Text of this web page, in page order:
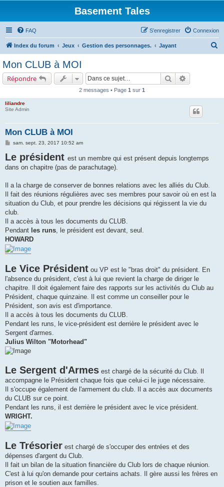
Basement Tales
FAQ Connexion
S’enregistrer
Index du forum Jeux Gestion des personnages. Jayant
Mon CLUB à MOI
Répondre Rechercher
2 messages • Page 1 sur 1
liliandre
Site Admin
Mon CLUB à MOI
M
s
s
a
sam. sept. 23, 2017 10:52 am
Le président est un membre qui est présent depuis longtemps
dans on chapitre (pas de parachutage).
Il a la charge de conserver de bonnes relations avec les alliés du Club.
Il fait des réunions régulières avec ses membres pour savoir où en est la
situation du Club, et pour prendre les décisions qui régissent la vie du
club.
Il a accès à tous les documents du CLUB.
Pendant les runs, le président est devant, seul.
HOWARD
Le Vice Président ou VP est le "bras droit" du président. En
l'absence du président, c'est à lui que revient la charge de diriger le
chapitre. Il doit également faire des rapports sur les activités du Club au
Président, chaque quinzaine. Il est comme un conseiller pour le
Président, son avis est d'importance.
Il a accès à tous les documents du CLUB.
Pendant les runs, le vice-président est derrière le président avec le
Sergent d'armes.
Julius Wilton "Motorhead"
Le Sergent d'Armes est chargé de la sécurité du Club. Il
accompagne le Président chaque fois que celui-ci le juge nécessaire.
Il s'occupe également de l'armement du club. Il a accès aux documents
du CLUB sur ce point.
Pendant les runs, il est derrière le président avec le vice président.
WRIGHT.
Le Trésorier est chargé de s'occuper des entrées et des
dépenses d'argent du Club.
Il fait un bilan de la situation financière du Club lors de chaque réunion.
C'est à lui qu'on demande pour certains achats. Il gère aussi les frères en
prison et le soutien aux familles.